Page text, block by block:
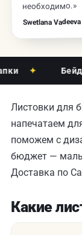
необходимо.»
Swetlana Vadeeva
Бейджи
Листовки для
напечатаем
поможем с
бюджет —
Доставка по
Какие